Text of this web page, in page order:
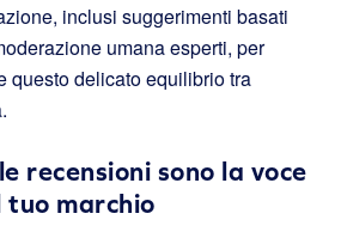
inclusi suggerimenti basati
umana esperti, per
questo delicato equilibrio tra
recensioni sono la voce
marchio